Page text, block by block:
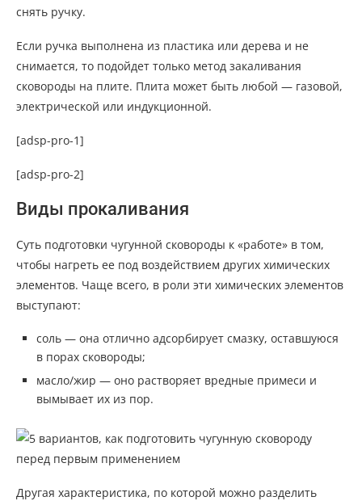
снять ручку.
Если ручка выполнена из пластика или дерева и не
снимается, то подойдет только метод закаливания
сковороды на плите. Плита может быть любой — газовой,
электрической или индукционной.
[adsp-pro-1]
[adsp-pro-2]
Виды прокаливания
Суть подготовки чугунной сковороды к «работе» в том,
чтобы нагреть ее под воздействием других химических
элементов. Чаще всего, в роли эти химических элементов
выступают:
соль — она отлично адсорбирует смазку, оставшуюся
в порах сковороды;
масло/жир — оно растворяет вредные примеси и
вымывает их из пор.
Другая характеристика, по которой можно разделить